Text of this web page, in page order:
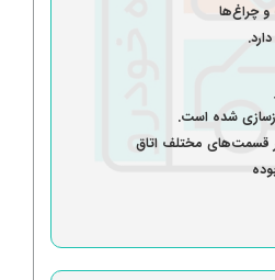
و چراغ‌ها
شده است.
قسمت‌های مختلف اتاق